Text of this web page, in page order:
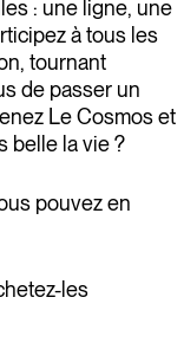
: une ligne, une
à tous les
tournant
de passer un
Le Cosmos et
belle la vie ?
pouvez en
les